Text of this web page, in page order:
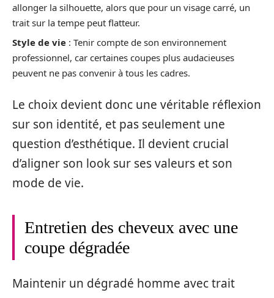
allonger la silhouette, alors que pour un visage carré, un
trait sur la tempe peut flatteur.
Style de vie : Tenir compte de son environnement
professionnel, car certaines coupes plus audacieuses
peuvent ne pas convenir à tous les cadres.
Le choix devient donc une véritable réflexion
sur son identité, et pas seulement une
question d’esthétique. Il devient crucial
d’aligner son look sur ses valeurs et son
mode de vie.
Entretien des cheveux avec une
coupe dégradée
Maintenir un dégradé homme avec trait